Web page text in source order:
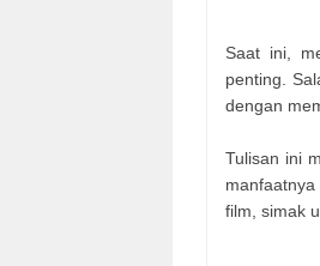
Saat ini,
penting.
dengan
Tulisan ini
film, simak